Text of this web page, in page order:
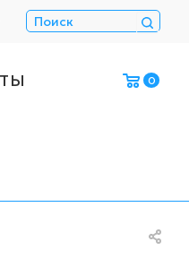
0